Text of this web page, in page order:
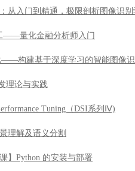
从入门到精通，极限剖析图像识
——量化金融分析师入门
——构建基于深度学习的智能图像
理论与实践
Tuning（DSI系列Ⅳ)
理解及语义分割
】Python 的安装与部署